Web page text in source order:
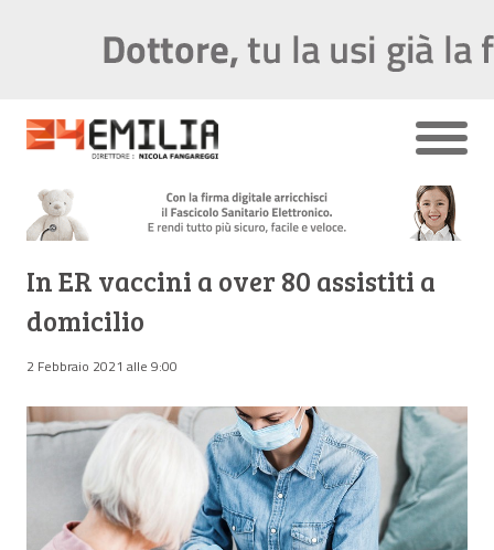
In ER vaccini a over 80 assistiti a
domicilio
2 Febbraio 2021 alle 9:00